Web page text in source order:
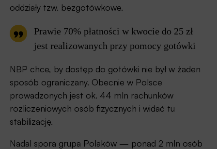
oddziały tzw. bezgotówkowe.
Prawie 70% płatności w kwocie do 25 zł
jest realizowanych przy pomocy gotówki
NBP chce, by dostęp do gotówki nie był w żaden
sposób ograniczany. Obecnie w Polsce
prowadzonych jest ok. 44 mln rachunków
rozliczeniowych osób fizycznych i widać tu
stabilizację.
Nadal spora grupa Polaków — ponad 2 mln osób